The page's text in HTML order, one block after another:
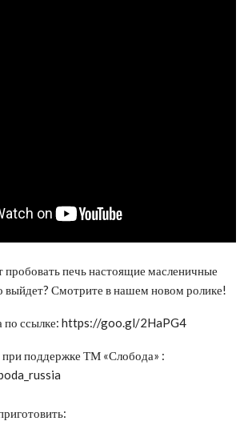
пробовать печь настоящие масленичные
выйдет? Смотрите в нашем новом ролике!
по ссылке: https://goo.gl/2HaPG4
при поддержке ТМ «Слобода» :